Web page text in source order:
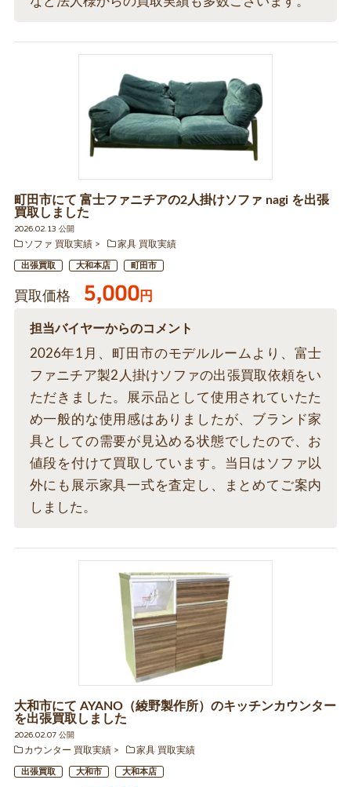
町田市にて 富士ファニチアの2人掛けソファ nagi を出張
買取しました
2026.02.13 公開
ソファ 買取実績
家具 買取実績
出張買取 大和本店 町田市
買取価格 5,000円
担当バイヤーからのコメント
2026年1月、町田市のモデルルームより、富士
ファニチア製2人掛けソファの出張買取依頼をい
ただきました。展示品として使用されていたた
め一般的な使用感はありましたが、ブランド家
具としての需要が見込める状態でしたので、お
値段を付けて買取しています。当日はソファ以
外にも展示家具一式を査定し、まとめてご案内
しました。
大和市にて AYANO（綾野製作所）のキッチンカウンター
を出張買取しました
2026.02.07 公開
カウンター 買取実績
家具 買取実績
出張買取 大和市 大和本店